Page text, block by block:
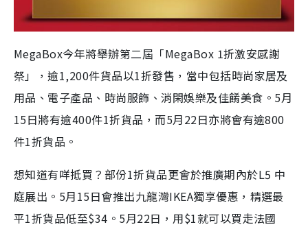
MegaBox今年將舉辦第二屆「MegaBox 1折激安感謝
祭」，逾1,200件貨品以1折發售，當中包括時尚家居及
用品、電子產品、時尚服飾、消閑娛樂及佳餚美食。5月
15日將有逾400件1折貨品，而5月22日亦將會有逾800
件1折貨品。
想知道有咩抵買？部份1折貨品更會於推廣期內於L5 中
庭展出。5月15日會推出九龍灣IKEA獨享優惠，精選最
平1折貨品低至$34。5月22日，用$1就可以買走法國